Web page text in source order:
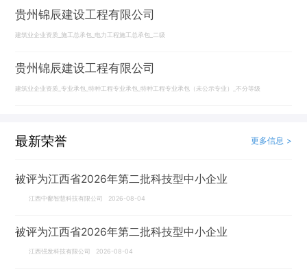
贵州锦辰建设工程有限公司
建筑业企业资质_施工总承包_电力工程施工总承包_二级
贵州锦辰建设工程有限公司
建筑业企业资质_专业承包_特种工程专业承包_特种工程专业承包（未公示专业）_不分等级
最新荣誉 更多信息 >
被评为江西省2026年第二批科技型中小企业
江西中鄱智慧科技有限公司 2026-08-04
被评为江西省2026年第二批科技型中小企业
江西强发科技有限公司 2026-08-04